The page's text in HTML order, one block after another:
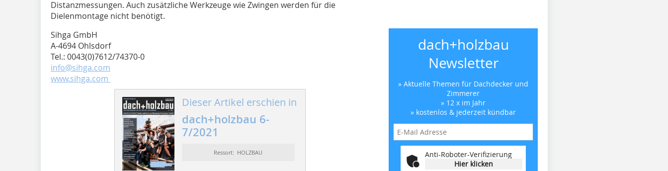
Distanzmessungen. Auch zusätzliche Werkzeuge wie Zwingen werden für die
Dielenmontage nicht benötigt.
Sihga GmbH
A-4694 Ohlsdorf
Tel.: 0043(0)7612/74370-0
info@sihga.com
www.sihga.com
Dieser Artikel erschien in
dach+holzbau 6-
7/2021
Ressort: HOLZBAU
dach+holzbau
Newsletter
» Aktuelle Themen für Dachdecker und
Zimmerer
» 12 x im Jahr
» kostenlos & jederzeit kündbar
Anti-Roboter-Verifizierung
Hier klicken